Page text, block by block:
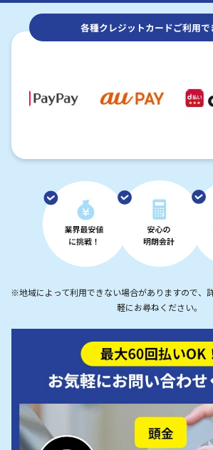
各種クレジットカードご利用で
※地域によって利用できない場合がありますので、
軽にお尋ねください。